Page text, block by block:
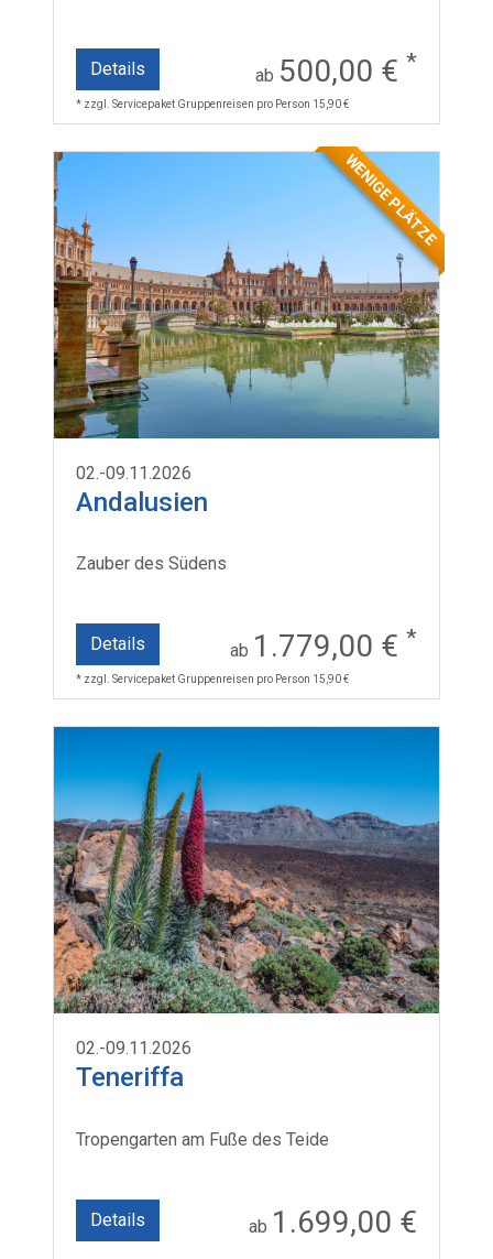
Details ab 500,00 € *
* zzgl. Servicepaket Gruppenreisen pro Person 15,90 €
WENIGE PLÄTZE
02.-09.11.2026
Andalusien
Zauber des Südens
Details ab 1.779,00 € *
* zzgl. Servicepaket Gruppenreisen pro Person 15,90 €
02.-09.11.2026
Teneriffa
Tropengarten am Fuße des Teide
Details ab 1.699,00 €